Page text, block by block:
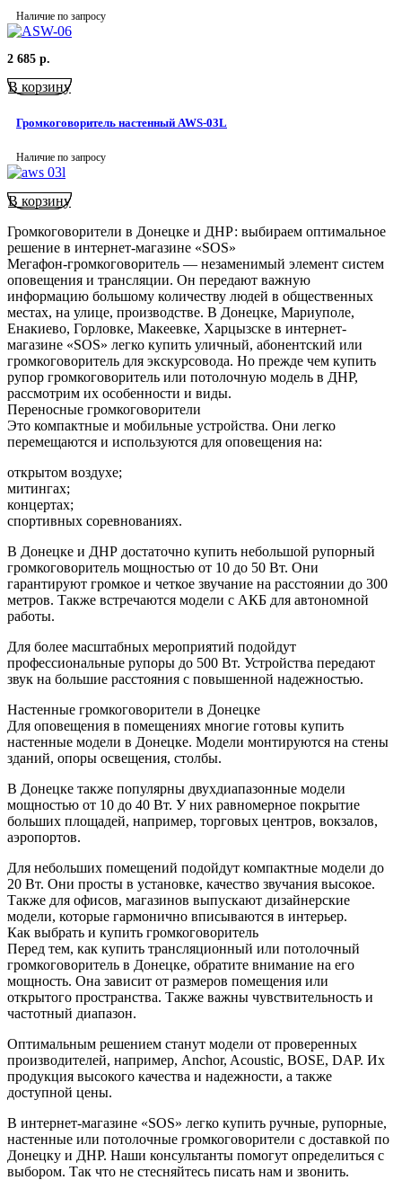
Наличие по запросу
2 685 р.
В корзину
Громкоговоритель настенный AWS-03L
Наличие по запросу
В корзину
Громкоговорители в Донецке и ДНР: выбираем оптимальное
решение в интернет-магазине «SOS»
Мегафон-громкоговоритель — незаменимый элемент систем
оповещения и трансляции. Он передают важную
информацию большому количеству людей в общественных
местах, на улице, производстве. В Донецке, Мариуполе,
Енакиево, Горловке, Макеевке, Харцызске в интернет-
магазине «SOS» легко купить уличный, абонентский или
громкоговоритель для экскурсовода. Но прежде чем купить
рупор громкоговоритель или потолочную модель в ДНР,
рассмотрим их особенности и виды.
Переносные громкоговорители
Это компактные и мобильные устройства. Они легко
перемещаются и используются для оповещения на:
открытом воздухе;
митингах;
концертах;
спортивных соревнованиях.
В Донецке и ДНР достаточно купить небольшой рупорный
громкоговоритель мощностью от 10 до 50 Вт. Они
гарантируют громкое и четкое звучание на расстоянии до 300
метров. Также встречаются модели с АКБ для автономной
работы.
Для более масштабных мероприятий подойдут
профессиональные рупоры до 500 Вт. Устройства передают
звук на большие расстояния с повышенной надежностью.
Настенные громкоговорители в Донецке
Для оповещения в помещениях многие готовы купить
настенные модели в Донецке. Модели монтируются на стены
зданий, опоры освещения, столбы.
В Донецке также популярны двухдиапазонные модели
мощностью от 10 до 40 Вт. У них равномерное покрытие
больших площадей, например, торговых центров, вокзалов,
аэропортов.
Для небольших помещений подойдут компактные модели до
20 Вт. Они просты в установке, качество звучания высокое.
Также для офисов, магазинов выпускают дизайнерские
модели, которые гармонично вписываются в интерьер.
Как выбрать и купить громкоговоритель
Перед тем, как купить трансляционный или потолочный
громкоговоритель в Донецке, обратите внимание на его
мощность. Она зависит от размеров помещения или
открытого пространства. Также важны чувствительность и
частотный диапазон.
Оптимальным решением станут модели от проверенных
производителей, например, Anchor, Acoustic, BOSE, DAP. Их
продукция высокого качества и надежности, а также
доступной цены.
В интернет-магазине «SOS» легко купить ручные, рупорные,
настенные или потолочные громкоговорители с доставкой по
Донецку и ДНР. Наши консультанты помогут определиться с
выбором. Так что не стесняйтесь писать нам и звонить.